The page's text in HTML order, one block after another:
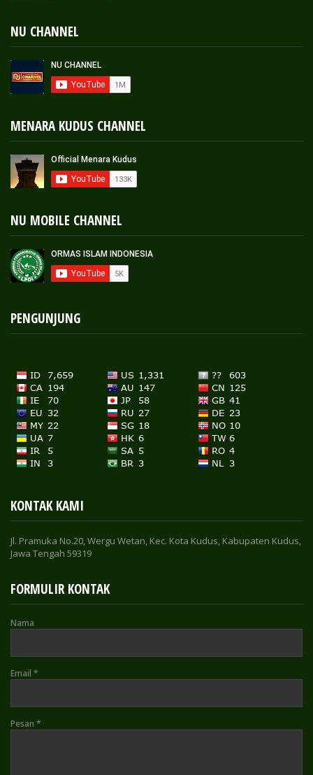
NU CHANNEL
MENARA KUDUS CHANNEL
NU MOBILE CHANNEL
PENGUNJUNG
KONTAK KAMI
Jl. Pramuka No.20, Wergu Wetan, Kec. Kota Kudus, Kabupaten Kudus,
Jawa Tengah 59319
FORMULIR KONTAK
Nama
Email *
Pesan *